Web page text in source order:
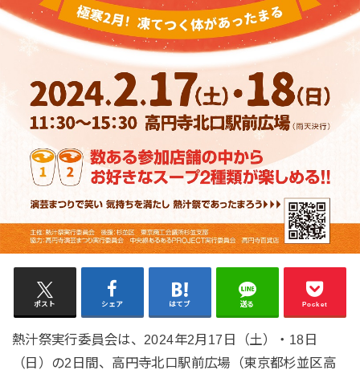
ポスト シェア はてブ 送る Pocket
熱汁祭実行委員会は、2024年2月17日（土）・18日
（日）の2日間、高円寺北口駅前広場（東京都杉並区高